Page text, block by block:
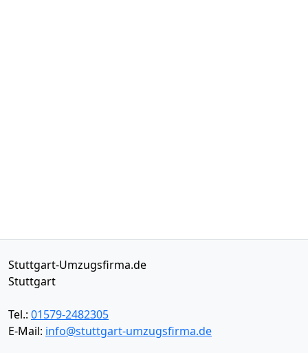
Stuttgart-Umzugsfirma.de
Stuttgart
Tel.: 01579-2482305
E-Mail: info@stuttgart-umzugsfirma.de